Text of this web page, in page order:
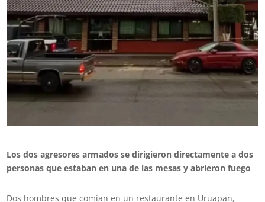
Los dos agresores armados se dirigieron directamente a dos
personas que estaban en una de las mesas y abrieron fuego
Dos hombres que comían en un restaurante en Uruapan,